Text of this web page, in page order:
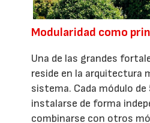
Modularidad como
Una de las grandes
reside en la arquitectura
sistema. Cada módulo de
instalarse de forma
combinarse con otros